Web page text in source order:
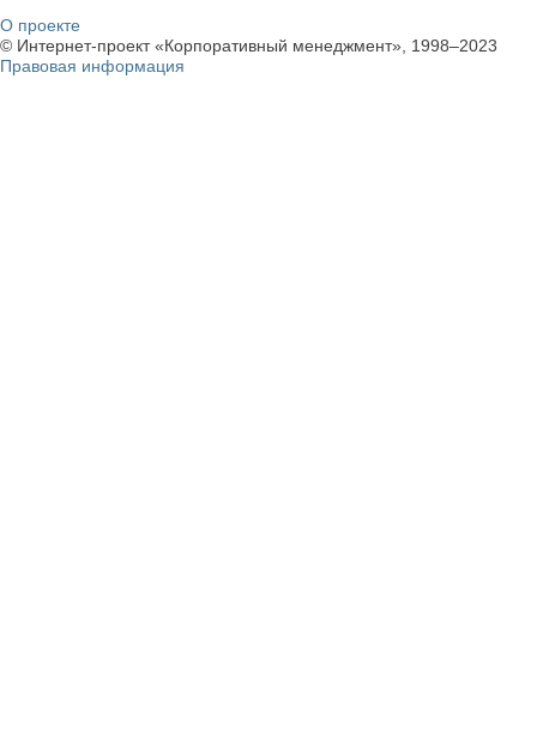
О проекте
© Интернет-проект «Корпоративный менеджмент», 1998–2023
Правовая информация